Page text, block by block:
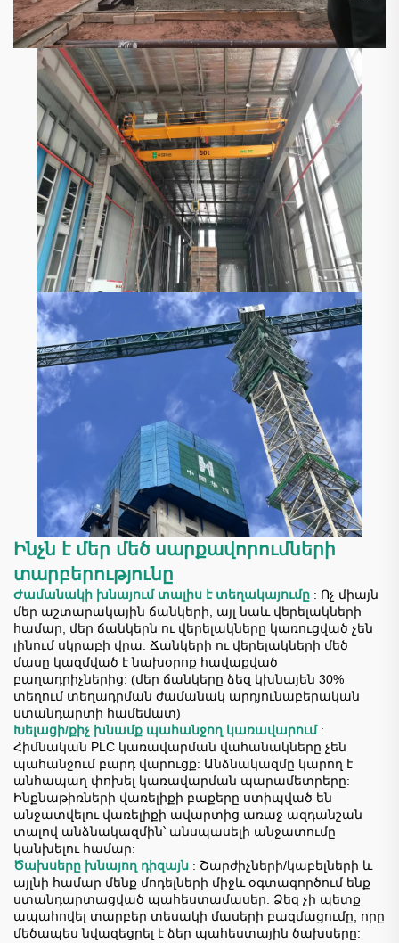
Ինչն է մեր մեծ սարքավորումների
տարբերությունը
Ժամանակի խնայում տալիս է տեղակայումը : Ոչ միայն
մեր աշտարակային ճանկերի, այլ նաև վերելակների
համար, մեր ճանկերն ու վերելակները կառուցված չեն
լինում սկրաբի վրա: Ճանկերի ու վերելակների մեծ
մասը կազմված է նախօրոք հավաքված
բաղադրիչներից: (մեր ճանկերը ձեզ կխնայեն 30%
տեղում տեղադրման ժամանակ արդյունաբերական
ստանդարտի համեմատ)
Խելացի/քիչ խնամք պահանջող կառավարում :
Հիմնական PLC կառավարման վահանակները չեն
պահանջում բարդ վարուցք: Անձնակազմը կարող է
անհապաղ փոխել կառավարման պարամետրերը:
Ինքնաթիռների վառելիքի բաքերը ստիպված են
անջատվելու վառելիքի ավարտից առաջ ազդանշան
տալով անձնակազմին՝ անսպասելի անջատումը
կանխելու համար:
Ծախսերը խնայող դիզայն : Շարժիչների/կաբելների և
այլնի համար մենք մոդելների միջև օգտագործում ենք
ստանդարտացված պահեստամասեր: Ձեզ չի պետք
ապահովել տարբեր տեսակի մասերի բազմացումը, որը
մեծապես նվազեցրել է ձեր պահեստային ծախսերը: